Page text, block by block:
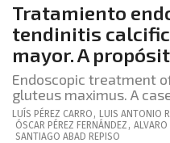
Tratamiento
tendinitis
mayor. A
Endoscopic treatment
gluteus maximus. A
LUÍS PÉREZ CARRO , LUIS ANTONIO
ÓSCAR PÉREZ FERNÁNDEZ , ALVARO
SANTIAGO ABAD REPISO